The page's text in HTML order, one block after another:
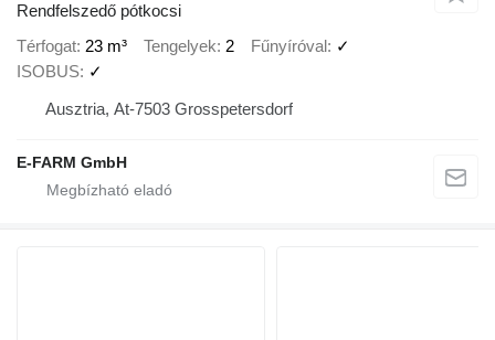
Rendfelszedő pótkocsi
Térfogat 23 m³ Tengelyek 2 Fűnyíróval ✓
ISOBUS ✓
Ausztria, At-7503 Grosspetersdorf
E-FARM GmbH